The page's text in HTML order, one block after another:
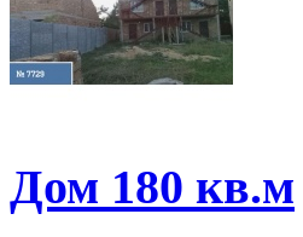
Дом 180 кв.м